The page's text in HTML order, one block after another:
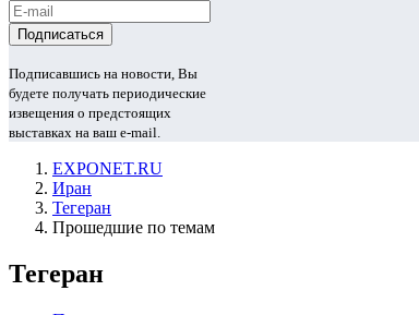
Подписавшись на новости, Вы
будете получать периодические
извещения о предстоящих
выставках на ваш e-mail.
EXPONET.RU
Иран
Тегеран
Прошедшие по темам
Тегеран